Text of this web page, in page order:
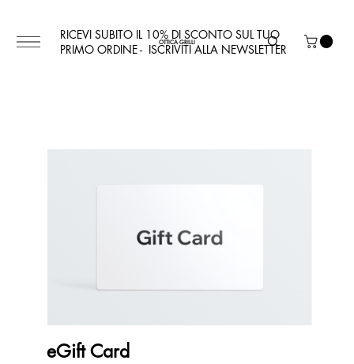
RICEVI SUBITO IL 10% DI SCONTO SUL TUO
PRIMO ORDINE - ISCRIVITI ALLA NEWSLETTER
OTTICA GRILLI
eGift Card